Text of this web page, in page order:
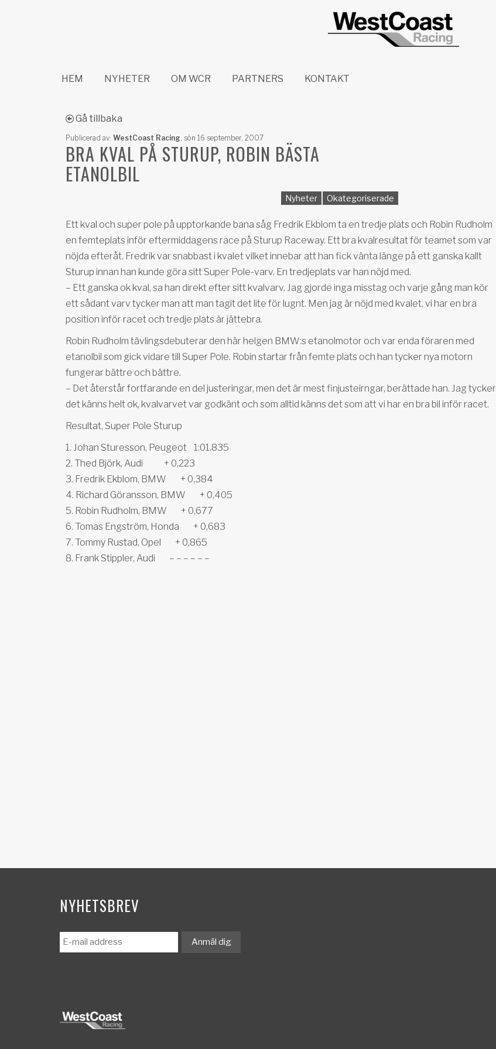
HEM NYHETER OM WCR PARTNERS KONTAKT
Gå tillbaka
Publicerad av: WestCoast Racing, sön 16 september, 2007
BRA KVAL PÅ STURUP, ROBIN BÄSTA
ETANOLBIL
Nyheter Okategoriserade
Ett kval och super pole på upptorkande bana såg Fredrik Ekblom ta en tredje plats och Robin Rudholm
en femteplats inför eftermiddagens race på Sturup Raceway. Ett bra kvalresultat för teamet som var
nöjda efteråt. Fredrik var snabbast i kvalet vilket innebar att han fick vänta länge på ett ganska kallt
Sturup innan han kunde göra sitt Super Pole-varv. En tredjeplats var han nöjd med.
– Ett ganska ok kval, sa han direkt efter sitt kvalvarv. Jag gjorde inga misstag och varje gång man kör
ett sådant varv tycker man att man tagit det lite för lugnt. Men jag är nöjd med kvalet, vi har en bra
position inför racet och tredje plats är jättebra.
Robin Rudholm tävlingsdebuterar den här helgen BMW:s etanolmotor och var enda föraren med
etanolbil som gick vidare till Super Pole. Robin startar från femte plats och han tycker nya motorn
fungerar bättre och bättre.
– Det återstår fortfarande en del justeringar, men det är mest finjusteirngar, berättade han. Jag tycker
det känns helt ok, kvalvarvet var godkänt och som alltid känns det som att vi har en bra bil inför racet.
Resultat, Super Pole Sturup
1. Johan Sturesson, Peugeot 1:01.835
2. Thed Björk, Audi + 0,223
3. Fredrik Ekblom, BMW + 0,384
4. Richard Göransson, BMW + 0,405
5. Robin Rudholm, BMW + 0,677
6. Tomas Engström, Honda + 0,683
7. Tommy Rustad, Opel + 0,865
8. Frank Stippler, Audi – – – – – –
NYHETSBREV